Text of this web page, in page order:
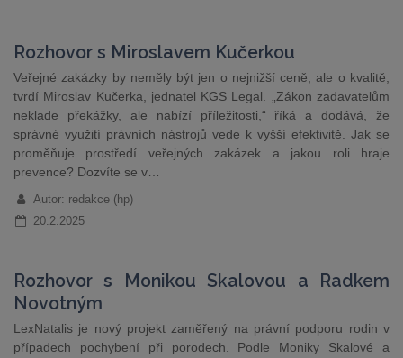
Rozhovor s Miroslavem Kučerkou
Veřejné zakázky by neměly být jen o nejnižší ceně, ale o kvalitě,
tvrdí Miroslav Kučerka, jednatel KGS Legal. „Zákon zadavatelům
neklade překážky, ale nabízí příležitosti,“ říká a dodává, že
správné využití právních nástrojů vede k vyšší efektivitě. Jak se
proměňuje prostředí veřejných zakázek a jakou roli hraje
prevence? Dozvíte se v…
Autor: redakce (hp)
20.2.2025
Rozhovor s Monikou Skalovou a Radkem
Novotným
LexNatalis je nový projekt zaměřený na právní podporu rodin v
případech pochybení při porodech. Podle Moniky Skalové a